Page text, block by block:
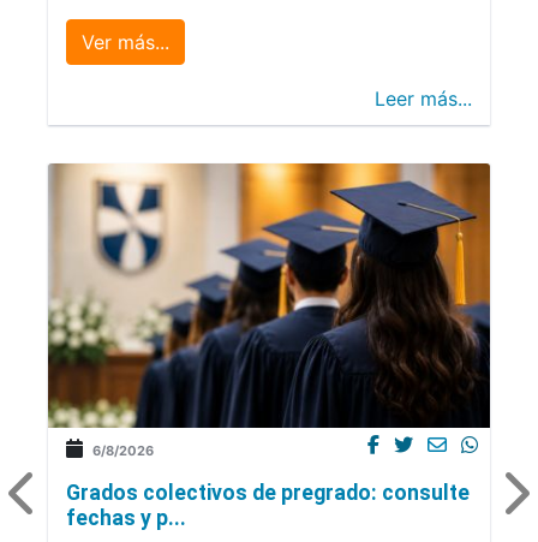
Ver más...
Leer más...
6/8/2026
Grados colectivos de pregrado: consulte
fechas y p...